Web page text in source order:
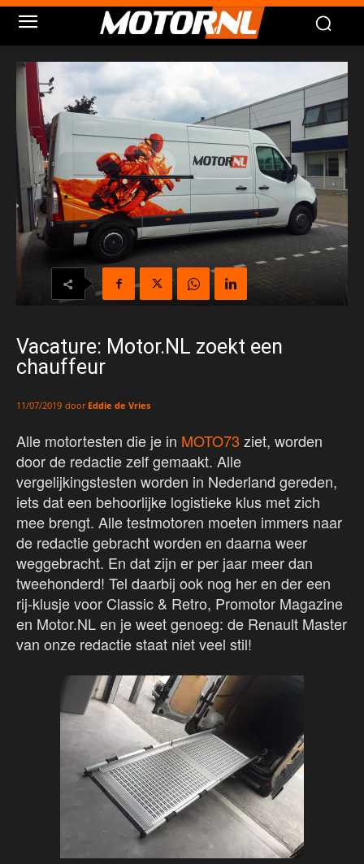
Vacature: Motor.NL zoekt een
chauffeur
11/07/2019 door Eddie de Vries
Alle motortesten die je in MOTO73 ziet, worden
door de redactie zelf gemaakt. Alle
vergelijkingstesten worden in Nederland gereden,
iets dat een behoorlijke logistieke klus met zich
mee brengt. Alle testmotoren moeten immers naar
de redactie gebracht worden en daarna weer
weggebracht. En dat zijn er per jaar meer dan
tweehonderd! Tel daarbij ook nog her en der een
rij-klusje voor Classic & Retro, Promotor Magazine
en Motor.NL en je weet genoeg: de Renault Master
van onze redactie staat niet veel stil!